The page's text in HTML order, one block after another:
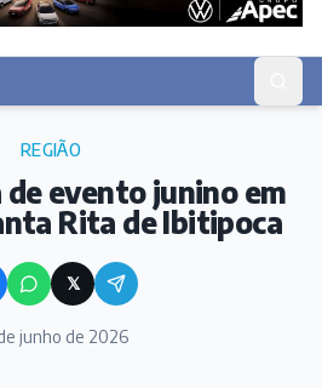
REGIÃO
de evento junino em
Rita de Ibitipoca
𝕏
junho de 2026